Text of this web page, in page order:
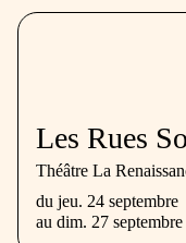
Les Rues
Théâtre La
du jeu. 24 septembre
au dim. 27 septembre